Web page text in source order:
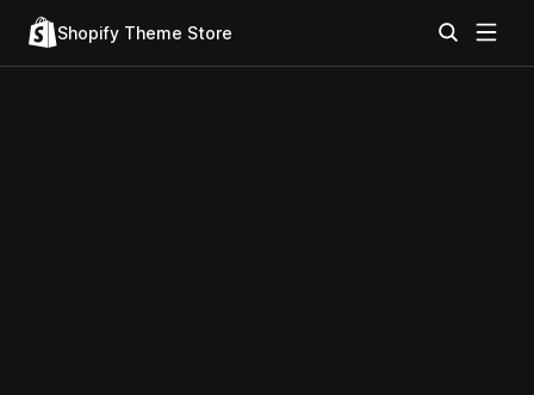
Shopify Theme Store